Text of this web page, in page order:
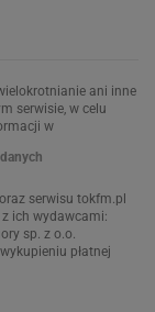
ani inne
serwisie, w celu
w
oraz serwisu tokfm.pl
ich wydawcami:
sp. z o.o.
płatnej